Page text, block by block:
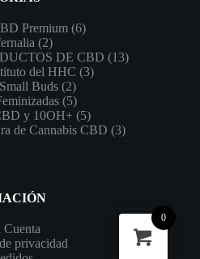
Premium 66
22
productos
DE CBD 1313
del HHC 33
Buds 22
productos
55
productos
y 10OH+ 55
productos
de Cannabis CBD 33
privacidad
0